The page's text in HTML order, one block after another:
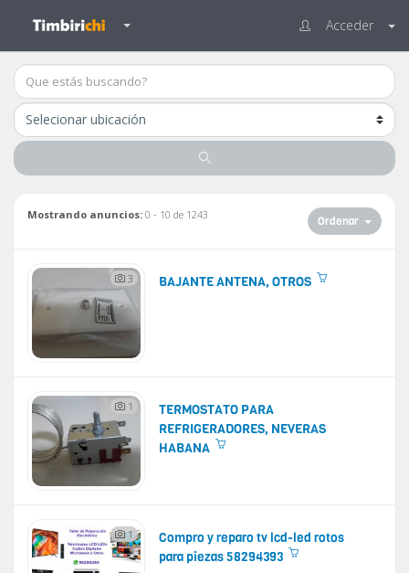
Acceder
Mostrando anuncios: 0 - 10 de 1243 Ordenar
3 BAJANTE ANTENA, OTROS
1
TERMOSTATO PARA
REFRIGERADORES, NEVERAS
HABANA
1
Compro y reparo tv lcd-led rotos
para piezas 58294393